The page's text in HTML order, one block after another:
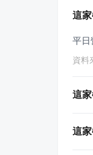
這
平日
資料
這
這